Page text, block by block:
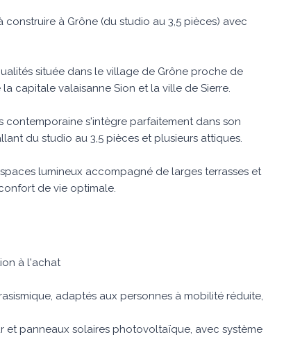
à Grône (du studio au 3,5 pièces) avec
située dans le village de Grône proche de
capitale valaisanne Sion et la ville de Sierre.
s'intègre parfaitement dans son
du studio au 3,5 pièces et plusieurs attiques.
lumineux accompagné de larges terrasses et
de vie optimale.
à l'achat
adaptés aux personnes à mobilité réduite,
et panneaux solaires photovoltaïque, avec système